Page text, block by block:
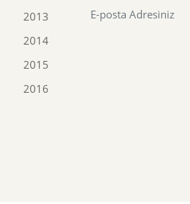
2013
2014
2015
2016